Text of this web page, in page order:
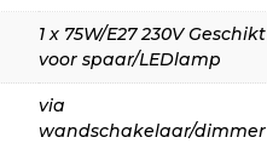
1 x 75W/E27 230V Geschikt
voor spaar/LEDlamp
via
wandschakelaar/dimmer